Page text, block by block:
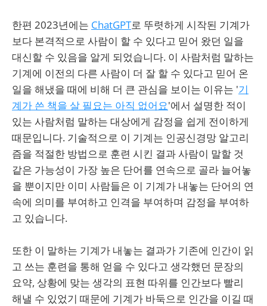
한편 2023년에는 ChatGPT로 뚜렷하게 시작된 기계가
보다 본격적으로 사람이 할 수 있다고 믿어 왔던 일을
대신할 수 있음을 알게 되었습니다. 이 사람처럼 말하는
기계에 이전의 다른 사람이 더 잘 할 수 있다고 믿어 온
일을 해냈을 때에 비해 더 큰 관심을 보이는 이유는 '기
계가 쓴 책을 살 필요는 아직 없어요'에서 설명한 적이
있는 사람처럼 말하는 대상에게 감정을 쉽게 전이하게
때문입니다. 기술적으로 이 기계는 인공신경망 알고리
즘을 적절한 방법으로 훈련 시킨 결과 사람이 말할 것
같은 가능성이 가장 높은 단어를 연속으로 골라 늘어놓
을 뿐이지만 이미 사람들은 이 기계가 내놓는 단어의 연
속에 의미를 부여하고 인격을 부여하며 감정을 부여하
고 있습니다.
또한 이 말하는 기계가 내놓는 결과가 기존에 인간이 읽
고 쓰는 훈련을 통해 얻을 수 있다고 생각했던 문장의
요약, 상황에 맞는 생각의 표현 따위를 인간보다 빨리
해낼 수 있었기 때문에 기계가 바둑으로 인간을 이길 때